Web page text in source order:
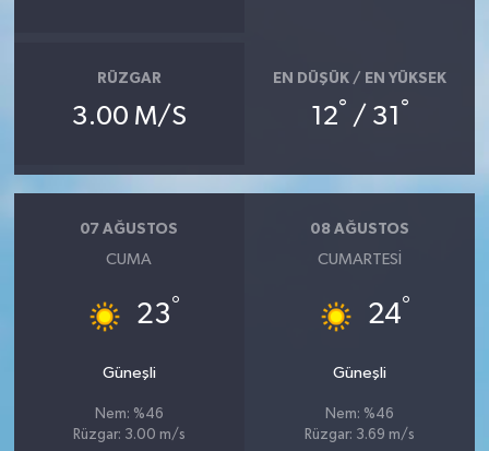
RÜZGAR
3.00 M/S
EN DÜŞÜK / EN YÜKSEK
12° / 31 °
07 AĞUSTOS
CUMA
23°
Güneşli
Nem: %46
Rüzgar: 3.00 m/s
08 AĞUSTOS
CUMARTESI
24°
Güneşli
Nem: %46
Rüzgar: 3.69 m/s